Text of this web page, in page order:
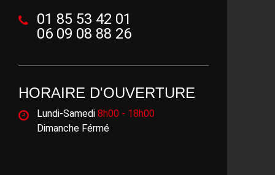
01 85 53 42 01
06 09 08 88 26
HORAIRE D'OUVERTURE
Lundi-Samedi 8h00 - 18h00
Dimanche Férmé